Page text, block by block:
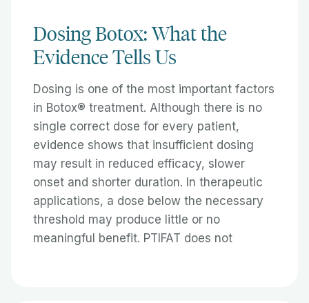
Dosing Botox: What the
Evidence Tells Us
Dosing is one of the most important factors
in Botox® treatment. Although there is no
single correct dose for every patient,
evidence shows that insufficient dosing
may result in reduced efficacy, slower
onset and shorter duration. In therapeutic
applications, a dose below the necessary
threshold may produce little or no
meaningful benefit. PTIFAT does not